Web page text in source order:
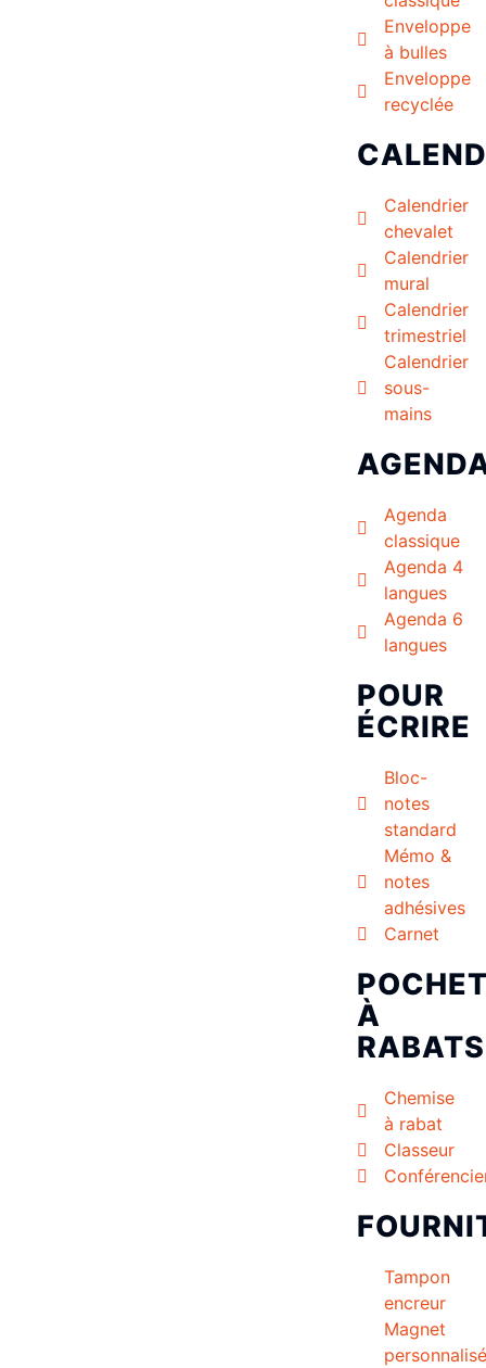
Enveloppe
à bulles
Enveloppe
recyclée
Calendrier
chevalet
Calendrier
mural
Calendrier
trimestriel
Calendrier
sous-
mains
Agenda
classique
Agenda 4
langues
Agenda 6
langues
POUR
ÉCRIRE
Bloc-
notes
standard
Mémo &
notes
adhésives
Carnet
À
RABATS
Chemise
à rabat
Classeur
Tampon
encreur
Magnet
personnalisé